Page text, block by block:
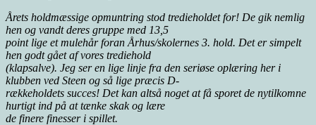
Årets holdmæssige opmuntring stod tredieholdet for! De gik nemlig
hen og vandt deres gruppe med 13,5
point lige et mulehår foran Århus/skolernes 3. hold. Det er simpelt
hen godt gået af vores trediehold
(klapsalve). Jeg ser en lige linje fra den seriøse oplæring her i
klubben ved Steen og så lige præcis D-
rækkeholdets succes! Det kan altså noget at få sporet de nytilkomne
hurtigt ind på at tænke skak og lære
de finere finesser i spillet.